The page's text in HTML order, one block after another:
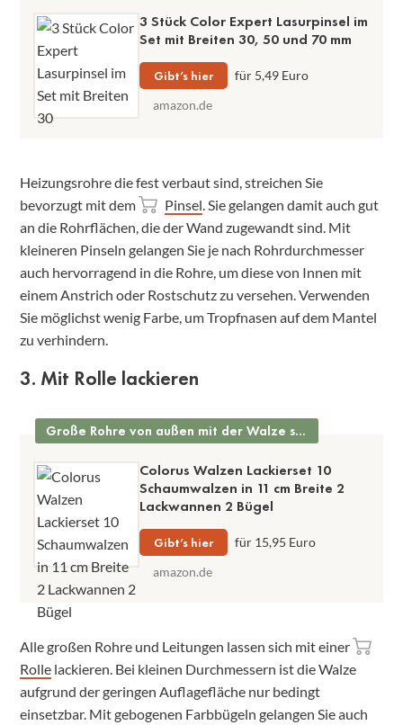
3 Stück Color Expert Lasurpinsel im
Set mit Breiten 30, 50 und 70 mm
Gibt’s hier
für 5,49 Euro
amazon.de
Heizungsrohre die fest verbaut sind, streichen Sie
bevorzugt mit dem
Pinsel. Sie gelangen damit auch gut
an die Rohrflächen, die der Wand zugewandt sind. Mit
kleineren Pinseln gelangen Sie je nach Rohrdurchmesser
auch hervorragend in die Rohre, um diese von Innen mit
einem Anstrich oder Rostschutz zu versehen. Verwenden
Sie möglichst wenig Farbe, um Tropfnasen auf dem Mantel
zu verhindern.
3. Mit Rolle lackieren
Große Rohre von außen mit der Walze streichen
Colorus Walzen Lackierset 10
Schaumwalzen in 11 cm Breite 2
Lackwannen 2 Bügel
Gibt’s hier
für 15,95 Euro
amazon.de
Alle großen Rohre und Leitungen lassen sich mit einer
Rolle lackieren. Bei kleinen Durchmessern ist die Walze
aufgrund der geringen Auflagefläche nur bedingt
einsetzbar. Mit gebogenen Farbbügeln gelangen Sie auch